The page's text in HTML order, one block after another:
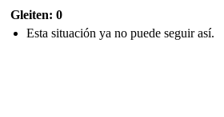
Gleiten: 0
Esta situación ya no puede seguir así.